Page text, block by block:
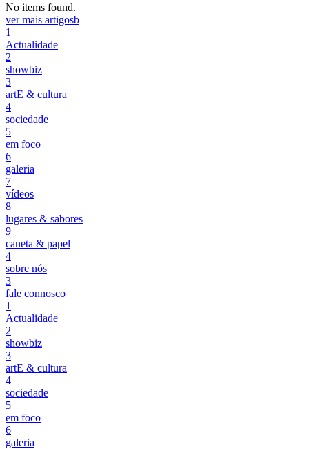
No items found.
ver mais artigosb
1
Actualidade
2
showbiz
3
artE & cultura
4
sociedade
5
em foco
6
galeria
7
vídeos
8
lugares & sabores
9
caneta & papel
4
sobre nós
3
fale connosco
1
Actualidade
2
showbiz
3
artE & cultura
4
sociedade
5
em foco
6
galeria